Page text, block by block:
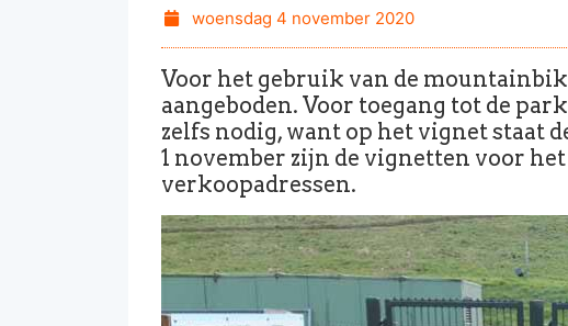
woensdag 4 november 2020
Voor het gebruik van de
aangeboden. Voor toegang tot de
zelfs nodig, want op het vignet staat
1 november zijn de vignetten voor
verkoopadressen.